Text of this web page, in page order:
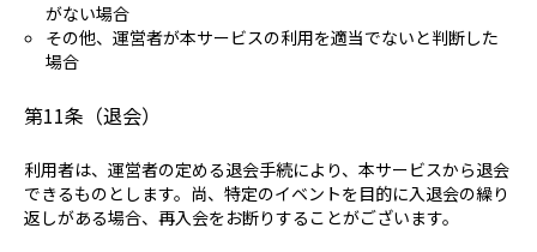
がない場合
その他、運営者が本サービスの利用を適当でないと判断した
場合
第11条（退会）
利用者は、運営者の定める退会手続により、本サービスから退会
できるものとします。尚、特定のイベントを目的に入退会の繰り
返しがある場合、再入会をお断りすることがございます。